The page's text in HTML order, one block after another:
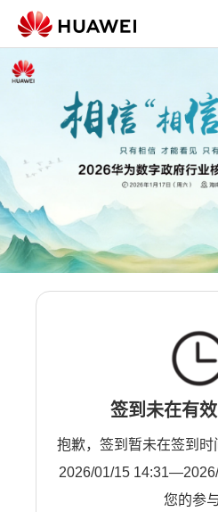
签到未在有
抱歉，签到暂未在签到
2026/01/15
您的参与